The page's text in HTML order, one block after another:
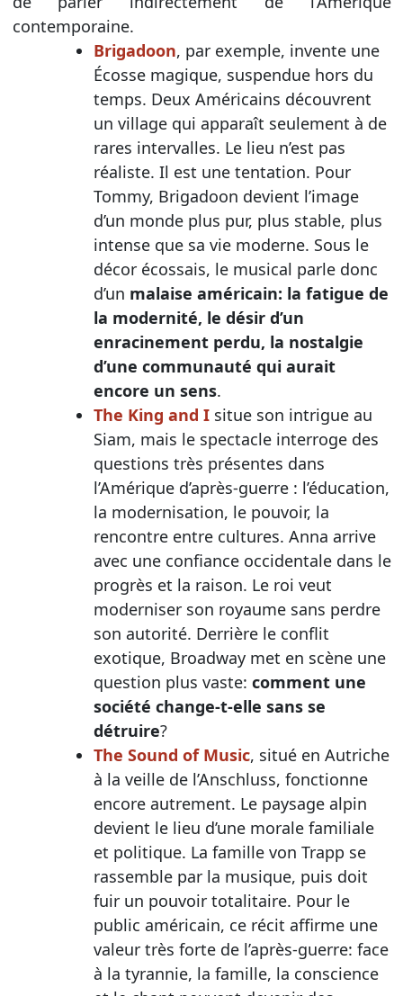
contemporaine.
Brigadoon, par exemple, invente une
Écosse magique, suspendue hors du
temps. Deux Américains découvrent
un village qui apparaît seulement à de
rares intervalles. Le lieu n’est pas
réaliste. Il est une tentation. Pour
Tommy, Brigadoon devient l’image
d’un monde plus pur, plus stable, plus
intense que sa vie moderne. Sous le
décor écossais, le musical parle donc
d’un malaise américain: la fatigue de
la modernité, le désir d’un
enracinement perdu, la nostalgie
d’une communauté qui aurait
encore un sens.
The King and Isitue son intrigue au
Siam, mais le spectacle interroge des
questions très présentes dans
l’Amérique d’après-guerre : l’éducation,
la modernisation, le pouvoir, la
rencontre entre cultures. Anna arrive
avec une confiance occidentale dans le
progrès et la raison. Le roi veut
moderniser son royaume sans perdre
son autorité. Derrière le conflit
exotique, Broadway met en scène une
question plus vaste: comment une
société change-t-elle sans se
détruire?
The Sound of Music, situé en Autriche
à la veille de l’Anschluss, fonctionne
encore autrement. Le paysage alpin
devient le lieu d’une morale familiale
et politique. La famille von Trapp se
rassemble par la musique, puis doit
fuir un pouvoir totalitaire. Pour le
public américain, ce récit affirme une
valeur très forte de l’après-guerre: face
à la tyrannie, la famille, la conscience